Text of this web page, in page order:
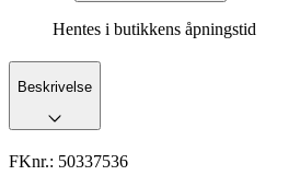
Hentes i butikkens åpningstid
Beskrivelse
FKnr.: 50337536